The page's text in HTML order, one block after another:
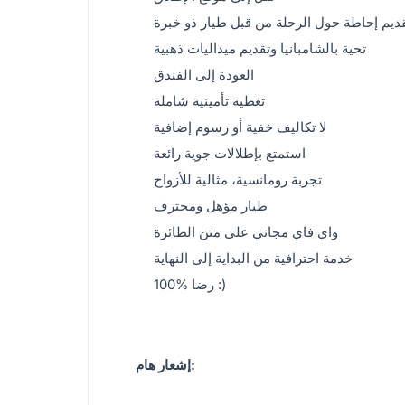
إحاطة حول الرحلة من قبل طيار ذو خبرة
تحية بالشامبانيا وتقديم ميداليات ذهبية
العودة إلى الفندق
تغطية تأمينية شاملة
لا تكاليف خفية أو رسوم إضافية
استمتع بإطلالات جوية رائعة
تجربة رومانسية، مثالية للأزواج
طيار مؤهل ومحترف
واي فاي مجاني على متن الطائرة
خدمة احترافية من البداية إلى النهاية
100% رضا :)
إشعار هام: